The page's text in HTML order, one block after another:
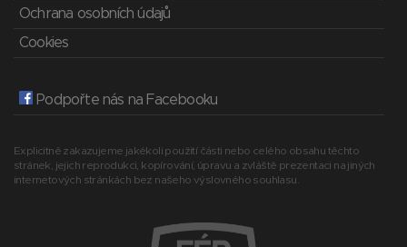
Ochrana osobních údajů
Cookies
Podpořte nás na Facebooku
Explicitně zakazujeme jakékoli použití části nebo celého obsahu těchto
stránek, jejich reprodukci, kopírování, úpravu a zvláště prezentaci na jiných
internetových stránkách bez našeho výslovného souhlasu.